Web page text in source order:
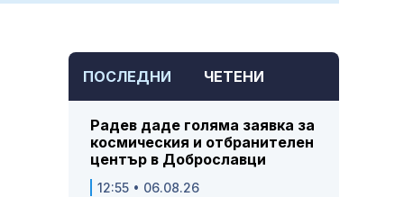
ПОСЛЕДНИ ЧЕТЕНИ
Радев даде голяма заявка за
космическия и отбранителен
център в Доброславци
12:55 • 06.08.26